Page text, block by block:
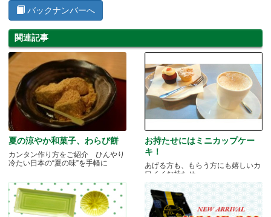
バックナンバーへ
関連記事
夏の涼やか和菓子、わらび餅
カンタン作り方をご紹介 ひんやり
冷たい日本の“夏の味”を手軽に
お持たせにはミニカップケー
キ！
あげる方も、もらう方にも嬉しいカ
ワイイお持たせ